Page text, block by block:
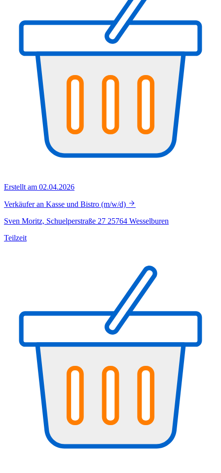
Erstellt am 02.04.2026
Verkäufer an Kasse und Bistro (m/w/d)
Sven Moritz, Schuelperstraße 27 25764 Wesselburen
Teilzeit